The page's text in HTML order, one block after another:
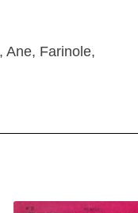
Ane, Farinole,